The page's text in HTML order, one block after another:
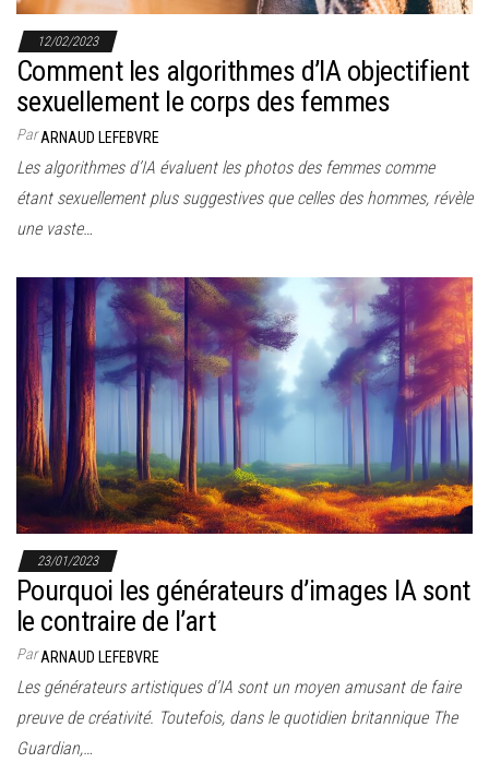
12/02/2023
Comment les algorithmes d’IA objectifient
sexuellement le corps des femmes
ParARNAUD LEFEBVRE
Les algorithmes d’IA évaluent les photos des femmes comme
étant sexuellement plus suggestives que celles des hommes, révèle
une vaste…
23/01/2023
Pourquoi les générateurs d’images IA sont
le contraire de l’art
ParARNAUD LEFEBVRE
Les générateurs artistiques d’IA sont un moyen amusant de faire
preuve de créativité. Toutefois, dans le quotidien britannique The
Guardian,…